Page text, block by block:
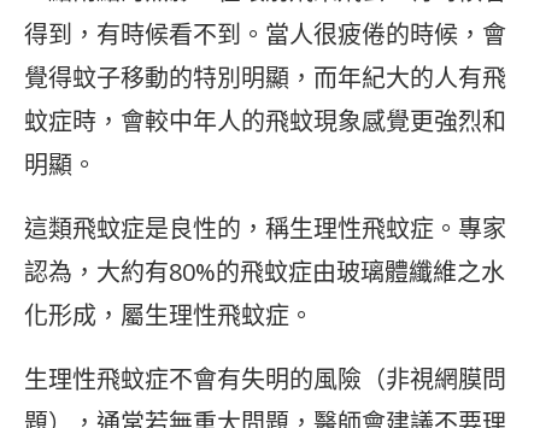
得到，有時候看不到。當人很疲倦的時候，會
覺得蚊子移動的特別明顯，而年紀大的人有飛
蚊症時，會較中年人的飛蚊現象感覺更強烈和
明顯。
這類飛蚊症是良性的，稱生理性飛蚊症。專家
認為，大約有80%的飛蚊症由玻璃體纖維之水
化形成，屬生理性飛蚊症。
生理性飛蚊症不會有失明的風險（非視網膜問